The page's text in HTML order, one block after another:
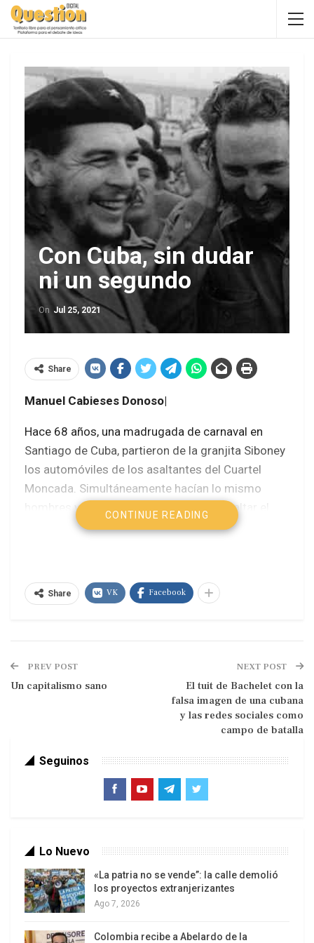
Con Cuba, sin dudar
ni un segundo
On Jul 25, 2021
Share
Manuel Cabieses Donoso|
Hace 68 años, una madrugada de carnaval en
Santiago de Cuba, partieron de la granjita Siboney
los automóviles de los asaltantes del Cuartel
Moncada. Simultáneamente hacían lo mismo
hombres y mujeres que se disponían asaltar el
Cuartel “Carlos Manuel de Céspedes” en Bayamo,
Poco más de cien revolucionarios que ardían de
un abogado y ex candidato a diputado en
frustradas elecciones parlamentarias: Fidel
Alejandro Castro Ruz, de 27 años, hijo de un
hacendado, Ángel Castro Argiz, inmigrante
El objetivo que se perseguía era convocar una
insurrección popular para derrocar a la dictadura
El propósito no se logró. La rebelión armada
significó una sangrienta derrota militar para los
revolucionarios. El puñado de sobrevivientes,
entre ellos Fidel Castro -que en el juicio que los
CONTINUE READING
Share VK Facebook
PREV POST
Un capitalismo sano
NEXT POST
El tuit de Bachelet con la
falsa imagen de una cubana
y las redes sociales como
campo de batalla
Seguinos
Lo Nuevo
«La patria no se vende”: la calle demolió
los proyectos extranjerizantes
Ago 7, 2026
Colombia recibe a Abelardo de la